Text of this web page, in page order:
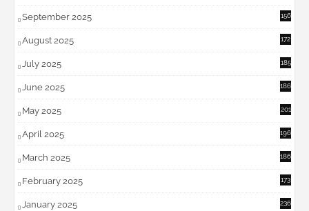
September 2025 156
August 2025 172
July 2025 185
June 2025 186
May 2025 201
April 2025 196
March 2025 186
February 2025 173
January 2025 236